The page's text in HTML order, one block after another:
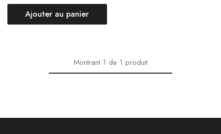
Ajouter au panier
Montrant 1 de 1 produit